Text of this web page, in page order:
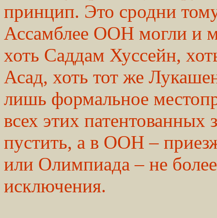
принцип. Это сродни
Ассамблее ООН могли и
хоть Саддам Хуссейн,
Асад, хоть тот же
лишь формальное
всех этих патентованных
пустить, а в ООН –
или Олимпиада – не
исключения.